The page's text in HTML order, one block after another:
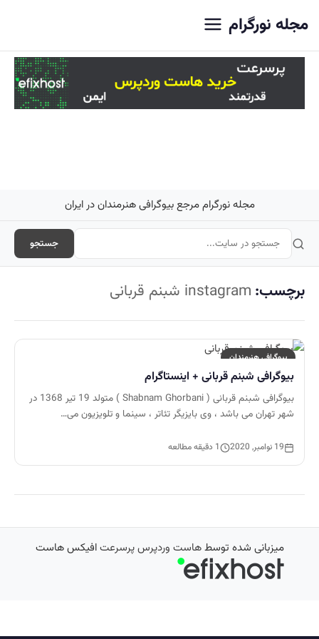
مجله نورگرام
مجله نورگرام مرجع بیوگرافی هنرمندان در ایران
جستجو
برچسب: instagram شبنم قربانی
بیوگرافی هنرمندان
بیوگرافی شبنم قربانی + اینستاگرام
بیوگرافی شبنم قربانی ( Shabnam Ghorbani ) متولد 19 تیر 1368 در
شهر تهران می باشد ، وی بایزیگر تئاتر ، سینما و تلویزیون می…
19 نوامبر, 2020 1 دقیقه مطالعه
میزبانی شده توسطهاست وردپرس پرسرعتافیکس هاست